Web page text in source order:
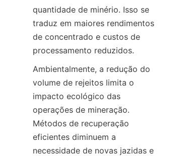
quantidade de minério. Isso se
traduz em maiores rendimentos
de concentrado e custos de
Ambientalmente, a redução do
volume de rejeitos limita o
impacto ecológico das
operações de mineração.
Métodos de recuperação
eficientes diminuem a
necessidade de novas jazidas e